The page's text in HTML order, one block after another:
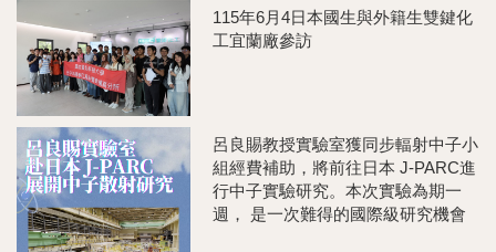
115年6月4日本國生與外籍生雙鍵化
工宜蘭廠參訪
呂良賜教授實驗室獲同步輻射中子小
組經費補助，將前往日本 J-PARC進
行中子實驗研究。本次實驗為期一
週， 是一次難得的國際級研究機會